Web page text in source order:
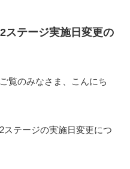
テージ実施日変更の
覧のみなさま、こんにち
テージの実施日変更につ